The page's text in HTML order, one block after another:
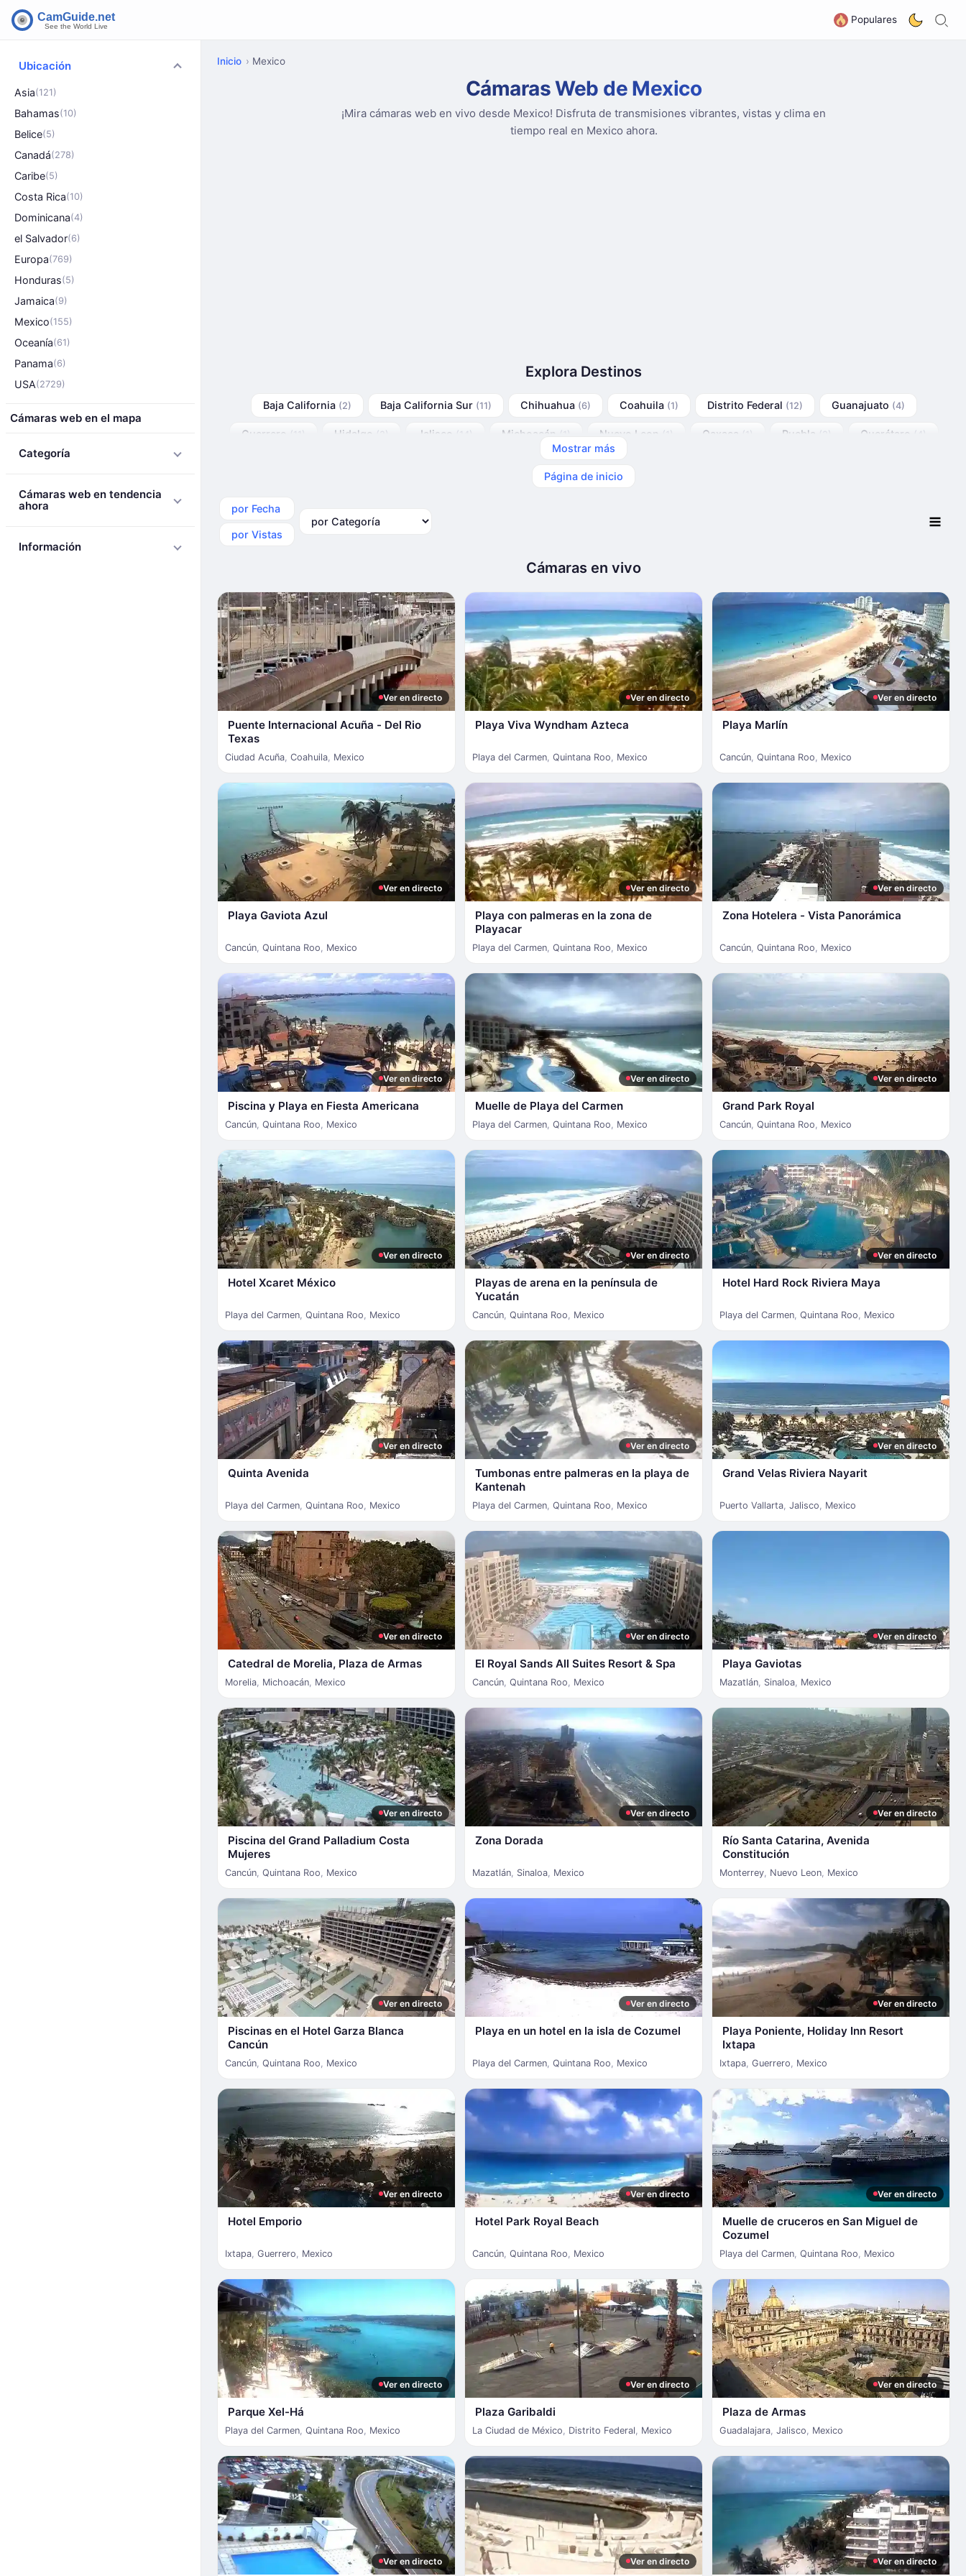
Populares
Ubicación
Asia(121)
Bahamas(10)
Belice(5)
Canadá(278)
Caribe(5)
Costa Rica(10)
Dominicana(4)
el Salvador(6)
Europa(769)
Honduras(5)
Jamaica(9)
Mexico(155)
Oceanía(61)
Panama(6)
USA(2729)
Cámaras web en el mapa
Categoría
Cámaras web en tendencia
ahora
Información
Inicio Mexico
Cámaras Web de Mexico
¡Mira cámaras web en vivo desde Mexico! Disfruta de transmisiones vibrantes, vistas y clima en
tiempo real en Mexico ahora.
Explora Destinos
Baja California (2) Baja California Sur (11) Chihuahua (6) Coahuila (1) Distrito Federal (12) Guanajuato (4)
Guerrero (11) Hidalgo (2) Jalisco (14) Michoacán (1) Nuevo Leon (1) Oaxaca (1) Puebla (2) Querétaro (4)
Mostrar más
Página de inicio
por Fecha
por Vistas
Cámaras en vivo
Ver en directo
Puente Internacional Acuña - Del Rio
Texas
Ciudad Acuña Coahuila Mexico
Ver en directo
Playa Viva Wyndham Azteca
Playa del Carmen, Quintana Roo Mexico
Ver en directo
Playa Marlín
Cancún, Quintana Roo Mexico
Ver en directo
Playa Gaviota Azul
Cancún Quintana Roo Mexico
Ver en directo
Playa con palmeras en la zona de
Playacar
Playa del Carmen, Quintana Roo Mexico
Ver en directo
Zona Hotelera - Vista Panorámica
Cancún, Quintana Roo Mexico
Ver en directo
Piscina y Playa en Fiesta Americana
Cancún Quintana Roo Mexico
Ver en directo
Muelle de Playa del Carmen
Playa del Carmen, Quintana Roo Mexico
Ver en directo
Grand Park Royal
Cancún, Quintana Roo Mexico
Ver en directo
Hotel Xcaret México
Playa del Carmen Quintana Roo Mexico
Ver en directo
Playas de arena en la península de
Yucatán
Cancún, Quintana Roo Mexico
Ver en directo
Hotel Hard Rock Riviera Maya
Playa del Carmen, Quintana Roo Mexico
Ver en directo
Quinta Avenida
Playa del Carmen Quintana Roo Mexico
Ver en directo
Tumbonas entre palmeras en la playa de
Kantenah
Playa del Carmen, Quintana Roo Mexico
Ver en directo
Grand Velas Riviera Nayarit
Puerto Vallarta, Jalisco Mexico
Ver en directo
Catedral de Morelia, Plaza de Armas
Morelia Michoacán Mexico
Ver en directo
El Royal Sands All Suites Resort & Spa
Cancún, Quintana Roo Mexico
Ver en directo
Playa Gaviotas
Mazatlán, Sinaloa, Mexico
Ver en directo
Piscina del Grand Palladium Costa
Mujeres
Cancún Quintana Roo Mexico
Ver en directo
Zona Dorada
Mazatlán, Sinaloa, Mexico
Ver en directo
Río Santa Catarina, Avenida
Constitución
Monterrey, Nuevo Leon, Mexico
Ver en directo
Piscinas en el Hotel Garza Blanca
Cancún
Cancún Quintana Roo Mexico
Ver en directo
Playa en un hotel en la isla de Cozumel
Playa del Carmen, Quintana Roo Mexico
Ver en directo
Playa Poniente, Holiday Inn Resort
Ixtapa
Ixtapa, Guerrero Mexico
Ver en directo
Hotel Emporio
Ixtapa Guerrero Mexico
Ver en directo
Hotel Park Royal Beach
Cancún, Quintana Roo Mexico
Ver en directo
Muelle de cruceros en San Miguel de
Cozumel
Playa del Carmen, Quintana Roo Mexico
Ver en directo
Parque Xel-Há
Playa del Carmen Quintana Roo Mexico
Ver en directo
Plaza Garibaldi
La Ciudad de México Distrito Federal Mexico
Ver en directo
Plaza de Armas
Guadalajara, Jalisco Mexico
Ver en directo Ver en directo Ver en directo